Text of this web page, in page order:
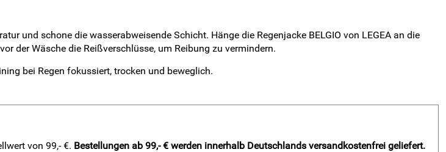
und schone die wasserabweisende Schicht. Hänge die Regenjacke BELGIO von LEGEA an die
der Wäsche die Reißverschlüsse, um Reibung zu vermindern.
bei Regen fokussiert, trocken und beweglich.
von 99,- €. Bestellungen ab 99,- € werden innerhalb Deutschlands versandkostenfrei geliefert.